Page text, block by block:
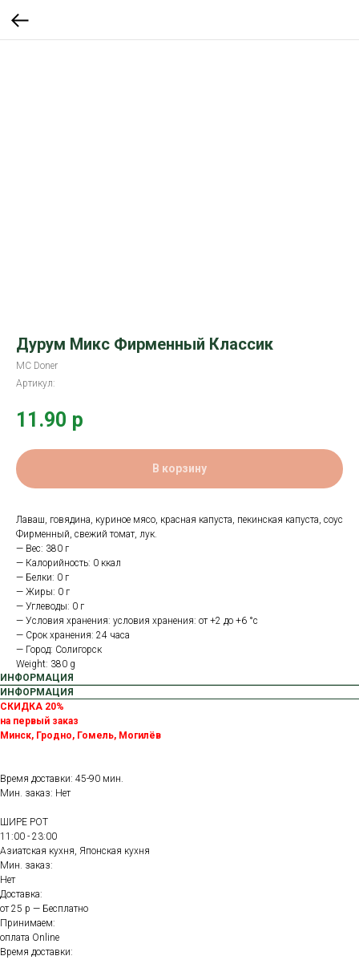
Дурум Микс Фирменный Классик
MC Doner
Артикул:
11.90 р
В корзину
Лаваш, говядина, куриное мясо, красная капуста, пекинская капуста, соус
Фирменный, свежий томат, лук.
— Вес: 380 г
— Калорийность: 0 ккал
— Белки: 0 г
— Жиры: 0 г
— Углеводы: 0 г
— Условия хранения: условия хранения: от +2 до +6 °с
— Срок хранения: 24 часа
— Город: Солигорск
Weight: 380 g
ИНФОРМАЦИЯ
ИНФОРМАЦИЯ
СКИДКА 20%
на первый заказ
Минск, Гродно, Гомель, Могилёв
Время доставки: 45-90 мин.
Мин. заказ: Нет
ШИРЕ РОТ
11:00 - 23:00
Азиатская кухня, Японская кухня
Мин. заказ:
Нет
Доставка:
от 25 р — Бесплатно
Принимаем:
оплата Online
Время доставки: